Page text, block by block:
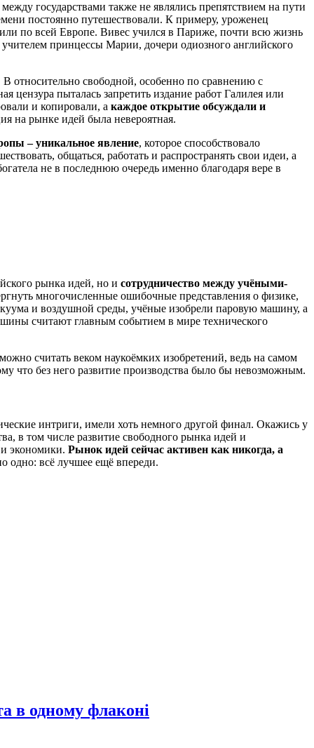
государствами также не являлись препятствием на пути
постоянно путешествовали. К примеру, уроженец
по всей Европе. Вивес учился в Париже, почти всю жизнь
принцессы Марии, дочери одиозного английского
относительно свободной, особенно по сравнению с
пыталась запретить издание работ Галилея или
и копировали, а каждое открытие обсуждали и
на рынке идей была невероятная.
– уникальное явление, которое способствовало
общаться, работать и распространять свои идеи, а
не в последнюю очередь именно благодаря вере в
рынка идей, но и сотрудничество между учёными-
многочисленные ошибочные представления о физике,
и воздушной среды, учёные изобрели паровую машину, а
считают главным событием в мире технического
считать веком наукоёмких изобретений, ведь на самом
что без него развитие производства было бы невозможным.
интриги, имели хоть немного другой финал. Окажись у
в том числе развитие свободного рынка идей и
и экономики. Рынок идей сейчас активен как никогда, а
одно: всё лучшее ещё впереди.
в одному флаконі